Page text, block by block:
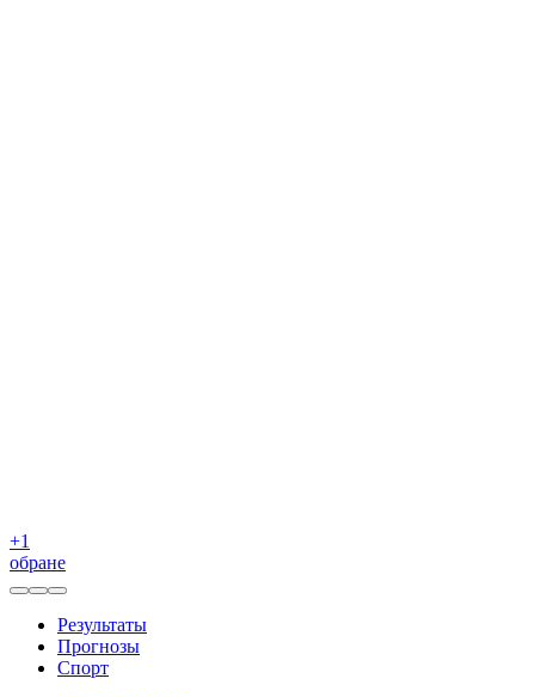
+1
обране
Результаты
Прогнозы
Спорт